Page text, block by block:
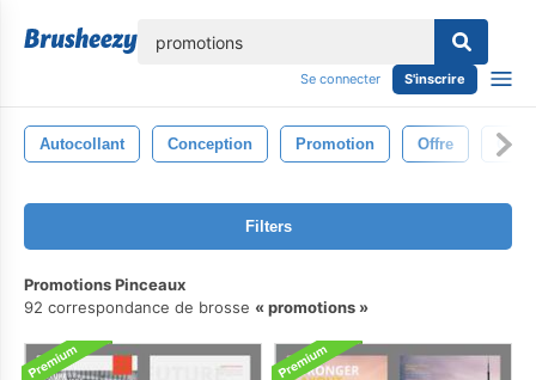
Se connecter S'inscrire
Autocollant Conception Promotion Offre
Filters
Promotions Pinceaux
92 correspondance de brosse
promotions